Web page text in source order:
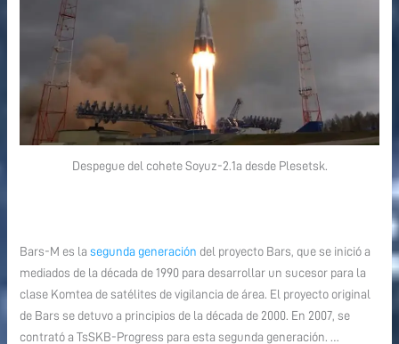
Despegue del cohete Soyuz-2.1a desde Plesetsk.
Bars-M es lasegunda generación del proyecto Bars, que se inició a
mediados de la década de 1990 para desarrollar un sucesor para la
clase Komtea de satélites de vigilancia de área. El proyecto original
de Bars se detuvo a principios de la década de 2000. En 2007, se
contrató a TsSKB-Progress para esta segunda generación. …